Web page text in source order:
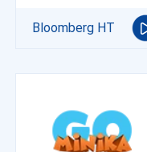
Bloomberg HT